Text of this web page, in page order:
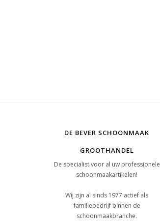
DE BEVER SCHOONMAAK
GROOTHANDEL
De specialist voor al uw professionele
schoonmaakartikelen!
Wij zijn al sinds 1977 actief als
familiebedrijf binnen de
schoonmaakbranche.